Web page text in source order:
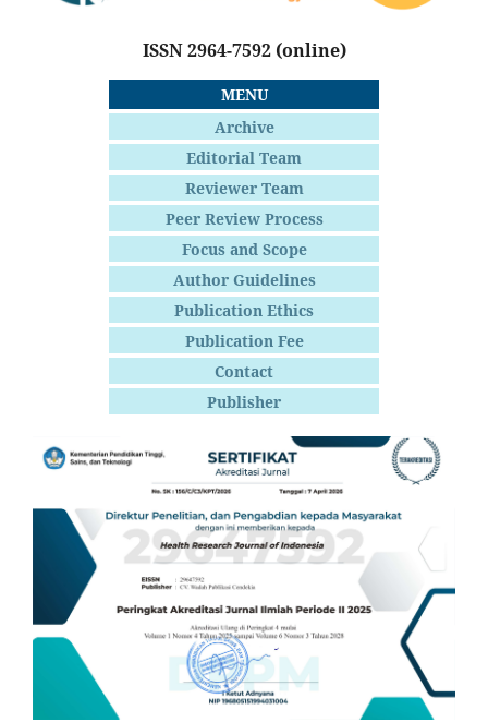
ISSN 2964-7592(online)
MENU
Archive
Editorial Team
Reviewer Team
Peer Review Process
Focus and Scope
Author Guidelines
Publication Ethics
Publication Fee
Contact
Publisher